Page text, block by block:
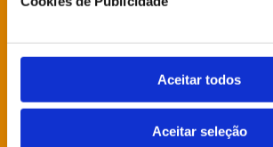
Aceitar todos
Aceitar seleção
Está à procura de algo
Notícias